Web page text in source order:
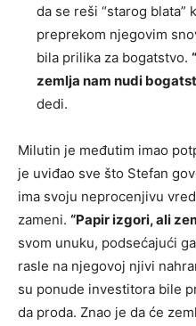
da se reši “starog blata”
preprekom njegovim
bila prilika za bogatstvo.
zemlja nam nudi
dedi.
Milutin je međutim imao
je uviđao sve što Stefan
ima svoju neprocenjivu
zameni. “Papir izgori, ali
svom unuku, podsećajući
rasle na njegovoj njivi
su ponude investitora bile
da proda. Znao je da će